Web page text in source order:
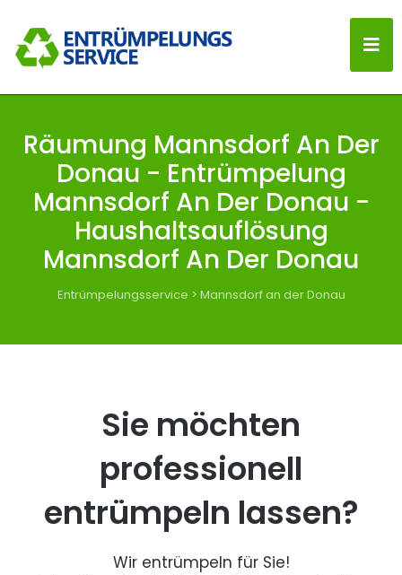
Räumung Mannsdorf An Der
Donau - Entrümpelung
Mannsdorf An Der Donau -
Haushaltsauflösung
Mannsdorf An Der Donau
Entrümpelungsservice > Mannsdorf an der Donau
Sie möchten
professionell
entrümpeln lassen?
Wir entrümpeln für Sie!